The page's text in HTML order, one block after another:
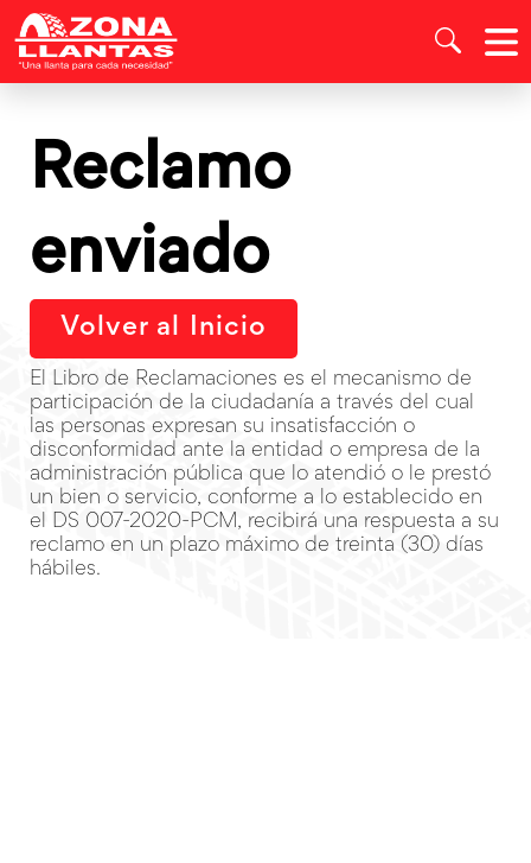
Reclamo
enviado
Volver al Inicio
El Libro de Reclamaciones es el mecanismo de
participación de la ciudadanía a través del cual
las personas expresan su insatisfacción o
disconformidad ante la entidad o empresa de la
administración pública que lo atendió o le prestó
un bien o servicio, conforme a lo establecido en
el DS 007-2020-PCM, recibirá una respuesta a su
reclamo en un plazo máximo de treinta (30) días
hábiles.